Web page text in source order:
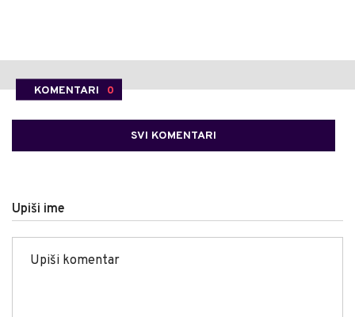
KOMENTARI 0
SVI KOMENTARI
Upiši ime